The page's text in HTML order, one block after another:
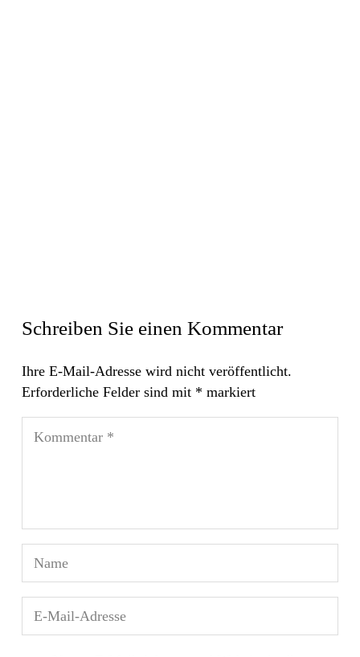
Schreiben Sie einen Kommentar
Ihre E-Mail-Adresse wird nicht veröffentlicht.
Erforderliche Felder sind mit * markiert